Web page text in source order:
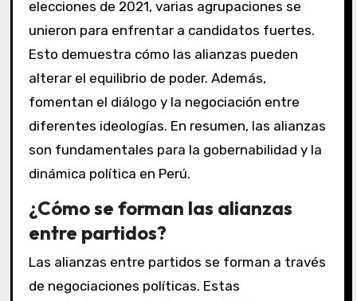
elecciones de 2021, varias agrupaciones se
unieron para enfrentar a candidatos fuertes.
Esto demuestra cómo las alianzas pueden
alterar el equilibrio de poder. Además,
fomentan el diálogo y la negociación entre
diferentes ideologías. En resumen, las alianzas
son fundamentales para la gobernabilidad y la
dinámica política en Perú.
¿Cómo se forman las alianzas
entre partidos?
Las alianzas entre partidos se forman a través
de negociaciones políticas. Estas